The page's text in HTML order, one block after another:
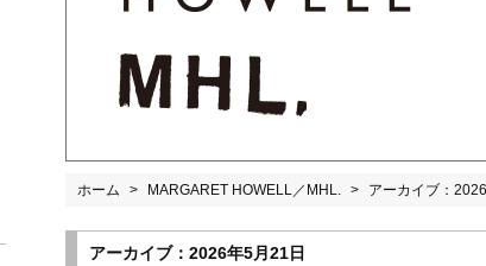
ホーム MARGARET HOWELL／MHL. アーカイブ：
アーカイブ：2026年5月21日